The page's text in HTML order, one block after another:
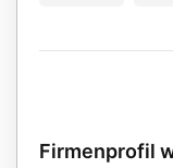
Firmenprofil